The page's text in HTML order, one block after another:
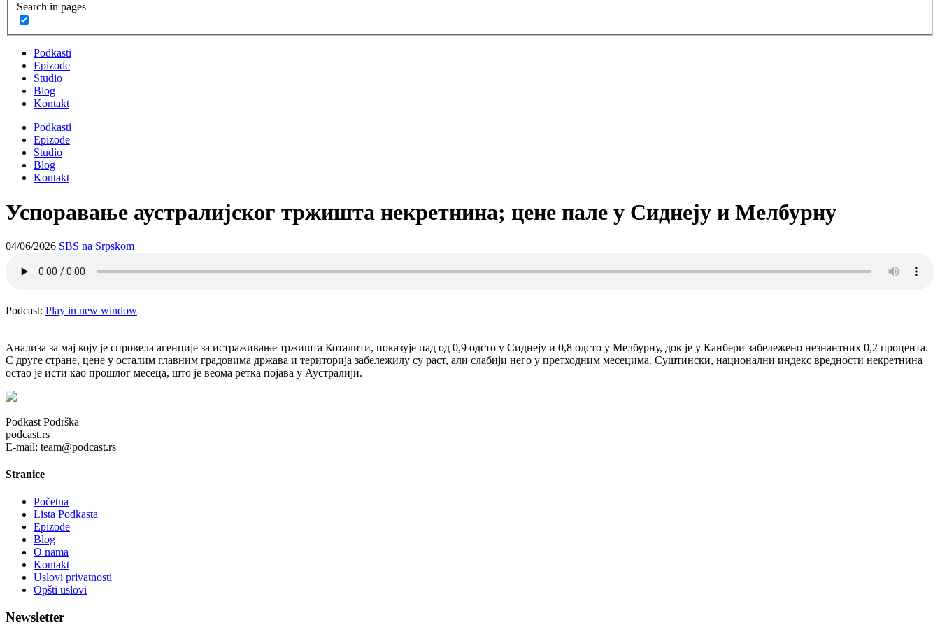
Search in pages
Podkasti
Epizode
Studio
Blog
Kontakt
Podkasti
Epizode
Studio
Blog
Kontakt
Успоравање аустралијског тржишта некретнина; цене пале у Сиднеју и Мелбурну
04/06/2026 SBS na Srpskom
Podcast: Play in new window
Анализа за мај коју је спровела агенције за истраживање тржишта Коталити, показује пад од 0,9 одсто у Сиднеју и 0,8 одсто у Мелбурну, док је у Канбери забележено незнантних 0,2 процента.
С друге стране, цене у осталим главним градовима држава и територија забележилу су раст, али слабији него у претходним месецима. Суштински, национални индекс вредности некретнина
остао је исти као прошлог месеца, што је веома ретка појава у Аустралији.
Podkast Podrška
podcast.rs
E-mail: team@podcast.rs
Stranice
Početna
Lista Podkasta
Epizode
Blog
O nama
Kontakt
Uslovi privatnosti
Opšti uslovi
Newsletter